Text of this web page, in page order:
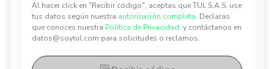
Al hacer click en "Recibir código", aceptas que TUL S.A.S. use
tus datos según nuestra autorización completa. Declaras
que conoces nuestra Política de Privacidad. y contáctanos en
datos@soytul.com para solicitudes o reclamos.